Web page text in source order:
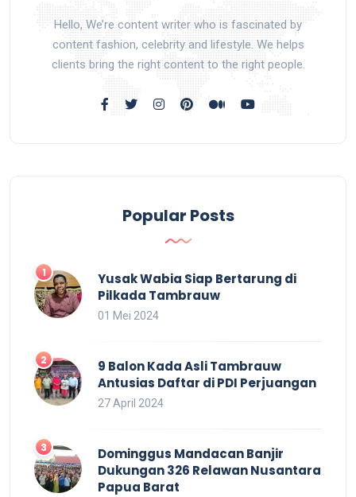
Hello, We’re content writer who is fascinated by
content fashion, celebrity and lifestyle. We helps
clients bring the right content to the right people.
Popular Posts
Yusak Wabia Siap Bertarung di
Pilkada Tambrauw
01 Mei 2024
9 Balon Kada Asli Tambrauw
Antusias Daftar di PDI Perjuangan
27 April 2024
Dominggus Mandacan Banjir
Dukungan 326 Relawan Nusantara
Papua Barat